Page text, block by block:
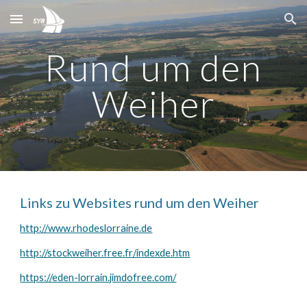
Skip to main content Skip to navigation
Rund um den
Weiher
Links zu Websites rund um den Weiher
http://www.rhodeslorraine.de
http://stockweiher.free.fr/indexde.htm
https://eden-lorrain.jimdofree.com/